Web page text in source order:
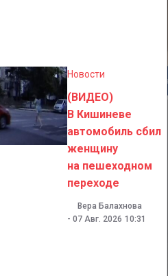
Новости
(ВИДЕО)
В Кишиневе
автомобиль сбил
женщину
на пешеходном
переходе
Вера Балахнова
- 07 Авг. 2026 10:31